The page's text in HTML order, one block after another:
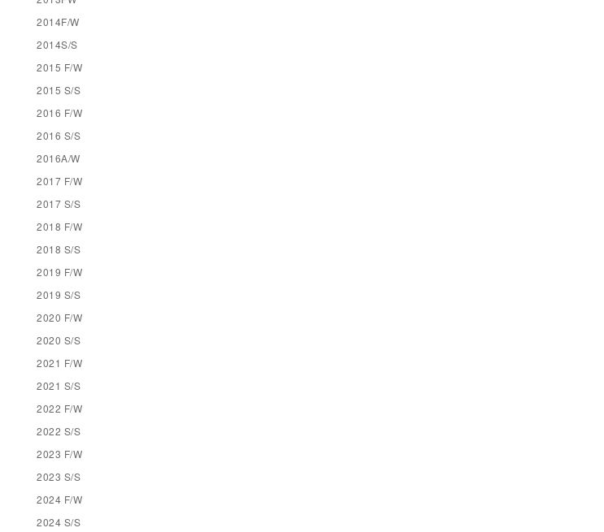
2014F/W
2014S/S
2015 F/W
2015 S/S
2016 F/W
2016 S/S
2016A/W
2017 F/W
2017 S/S
2018 F/W
2018 S/S
2019 F/W
2019 S/S
2020 F/W
2020 S/S
2021 F/W
2021 S/S
2022 F/W
2022 S/S
2023 F/W
2023 S/S
2024 F/W
2024 S/S